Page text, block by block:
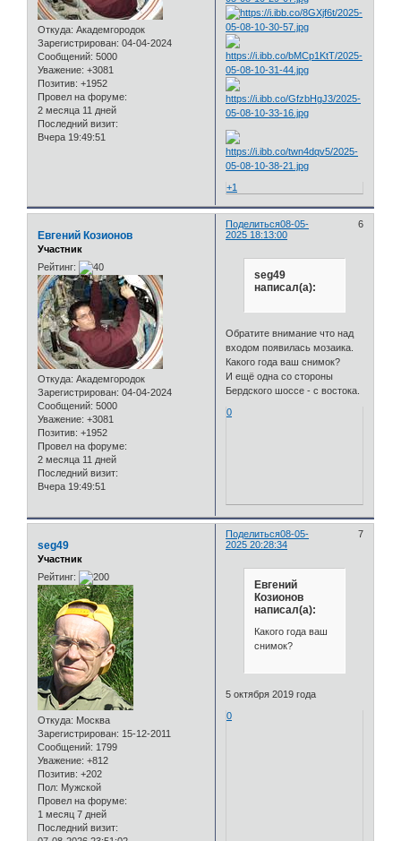
Откуда: Академгородок
Зарегистрирован: 04-04-2024
Сообщений: 5000
Уважение: +3081
Позитив: +1952
Провел на форуме:
2 месяца 11 дней
Последний визит:
Вчера 19:49:51
+1
Поделиться 6
08-05-
2025 18:13:00
Евгений Козионов
Участник
Рейтинг:
Откуда: Академгородок
Зарегистрирован: 04-04-2024
Сообщений: 5000
Уважение: +3081
Позитив: +1952
Провел на форуме:
2 месяца 11 дней
Последний визит:
Вчера 19:49:51
seg49
написал(а):
Обратите внимание что над
входом появилась мозаика.
Какого года ваш снимок?
И ещё одна со стороны
Бердского шоссе - с востока.
0
Поделиться 7
08-05-
2025 20:28:34
seg49
Участник
Рейтинг:
Откуда: Москва
Зарегистрирован: 15-12-2011
Сообщений: 1799
Уважение: +812
Позитив: +202
Пол: Мужской
Провел на форуме:
1 месяц 7 дней
Последний визит:
Евгений
Козионов
написал(а):
Какого года ваш
снимок?
5 октября 2019 года
0